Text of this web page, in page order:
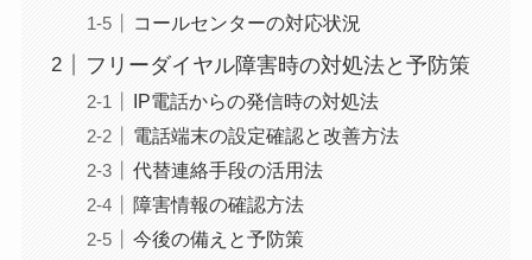
コールセンターの対応状況
フリーダイヤル障害時の対処法と予防策
IP電話からの発信時の対処法
電話端末の設定確認と改善方法
代替連絡手段の活用法
障害情報の確認方法
今後の備えと予防策